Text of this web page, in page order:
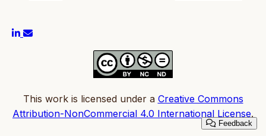
This work is licensed under a Creative Commons
Attribution-NonCommercial 4.0 International License.
Feedback